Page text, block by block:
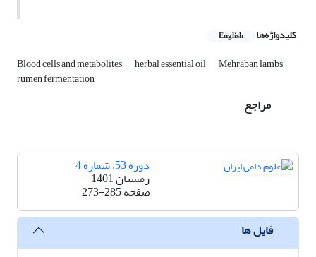
کلیدواژه‌ها English
Blood cells and metabolites herbal essential oil Mehraban lambs
rumen fermentation
مراجع
دوره 53، شماره 4
زمستان 1401
صفحه273-285
فایل ها